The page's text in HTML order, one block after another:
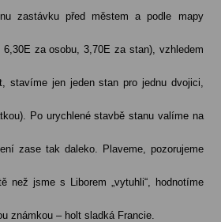
zastávku před městem a podle mapy
6,30E za osobu, 3,70E za stan), vzhledem
stavíme jen jeden stan pro jednu dvojici,
Po urychlené stavbě stanu valíme na
zase tak daleko. Plaveme, pozorujeme
než jsme s Liborem „vytuhli“, hodnotíme
známkou – holt sladká Francie.